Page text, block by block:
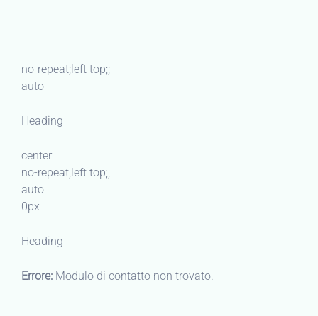
no-repeat;left top;;
auto
Heading
center
no-repeat;left top;;
auto
0px
Heading
Errore: Modulo di contatto non trovato.